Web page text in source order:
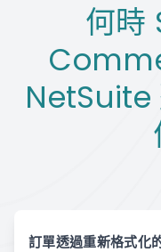
何時
NetSuite
訂單透過重新格式化